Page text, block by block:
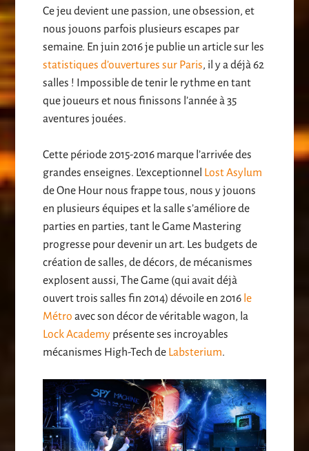
Ce jeu devient une passion, une obsession, et
nous jouons parfois plusieurs escapes par
semaine. En juin 2016 je publie un article sur les
statistiques d’ouvertures sur Paris, il y a déjà 62
salles ! Impossible de tenir le rythme en tant
que joueurs et nous finissons l’année à 35
aventures jouées.
Cette période 2015-2016 marque l’arrivée des
grandes enseignes. L’exceptionnel Lost Asylum
de One Hour nous frappe tous, nous y jouons
en plusieurs équipes et la salle s’améliore de
parties en parties, tant le Game Mastering
progresse pour devenir un art. Les budgets de
création de salles, de décors, de mécanismes
explosent aussi, The Game (qui avait déjà
ouvert trois salles fin 2014) dévoile en 2016 le
Métro avec son décor de véritable wagon, la
Lock Academy présente ses incroyables
mécanismes High-Tech de Labsterium.